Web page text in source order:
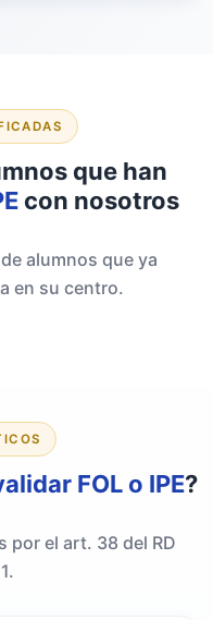
que han
con nosotros
alumnos que ya
en su centro.
FOL o IPE?
por el art. 38 del RD